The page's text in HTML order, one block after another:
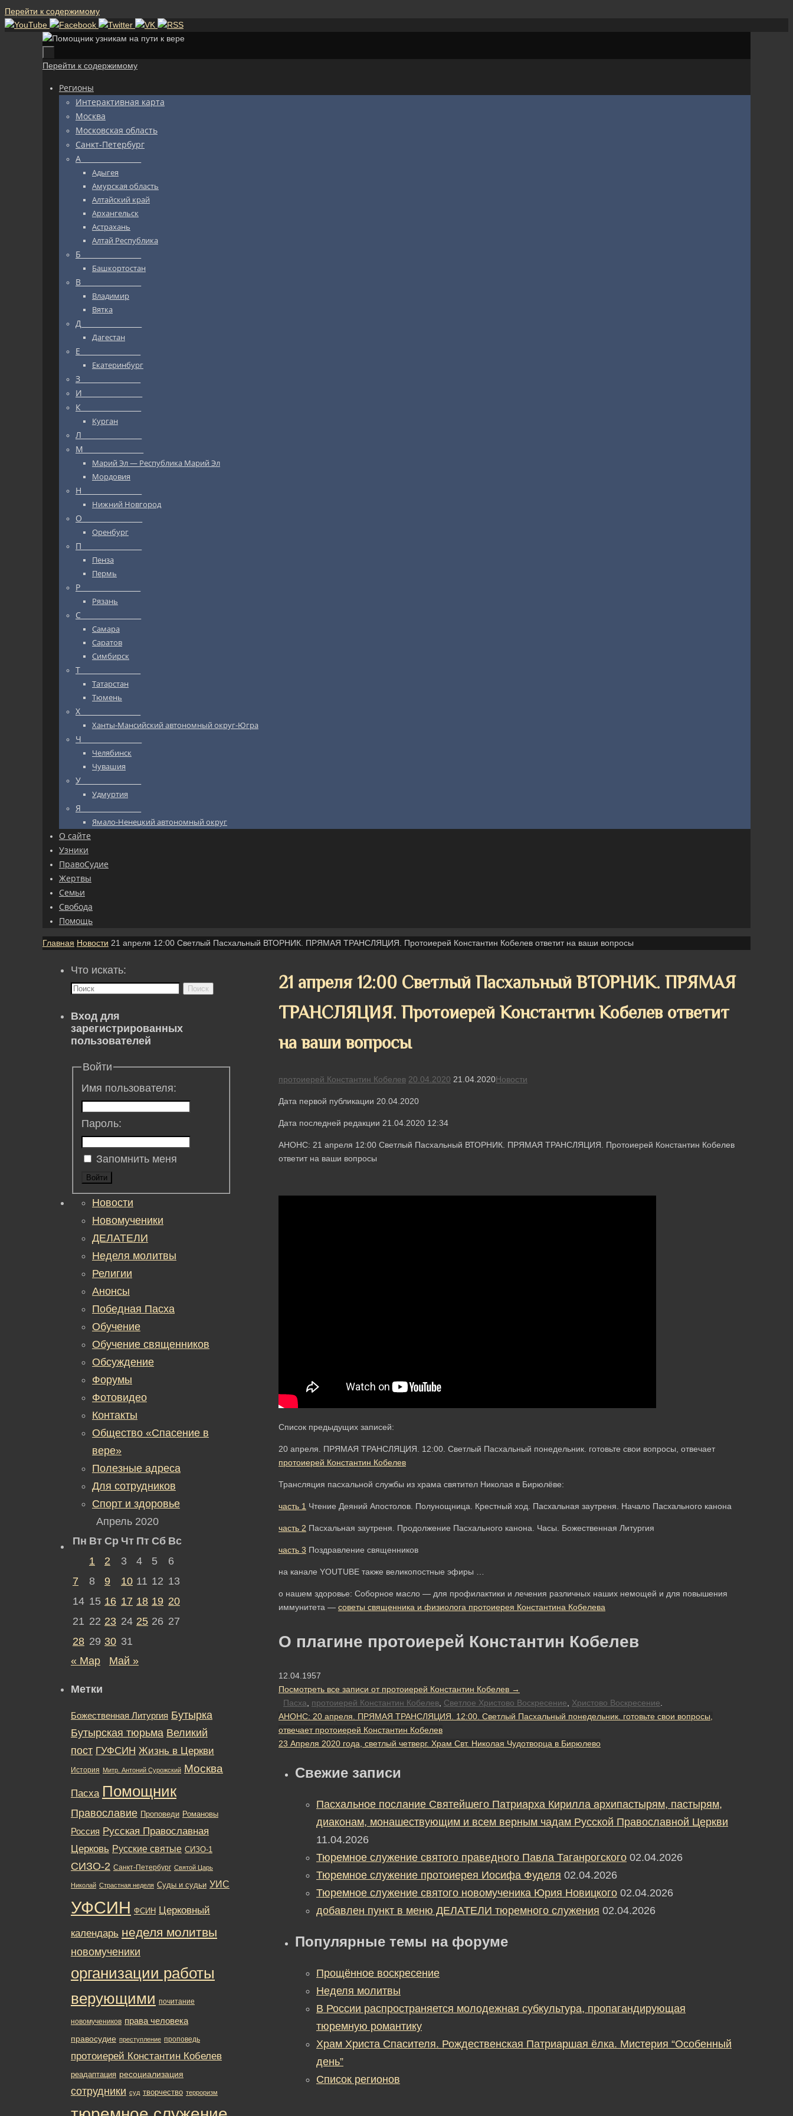
Перейти к содержимому
Перейти к содержимому
Регионы
Интерактивная карта
Москва
Московская область
Санкт-Петербург
А_________________
Адыгея
Амурская область
Алтайский край
Архангельск
Астрахань
Алтай Республика
Б_________________
Башкортостан
В_________________
Владимир
Вятка
Д_________________
Дагестан
Е_________________
Екатеринбург
З_________________
И_________________
К_________________
Курган
Л_________________
М_________________
Марий Эл — Республика Марий Эл
Мордовия
Н_________________
Нижний Новгород
О_________________
Оренбург
П_________________
Пенза
Пермь
Р_________________
Рязань
С_________________
Самара
Саратов
Симбирск
Т_________________
Татарстан
Тюмень
Х_________________
Ханты-Мансийский автономный округ-Югра
Ч_________________
Челябинск
Чувашия
У_________________
Удмуртия
Я_________________
Ямало-Ненецкий автономный округ
О сайте
Узники
ПравоСудие
Жертвы
Семьи
Свобода
Помощь
Главная Новости 21 апреля 12:00 Светлый Пасхальный ВТОРНИК. ПРЯМАЯ ТРАНСЛЯЦИЯ. Протоиерей Константин Кобелев ответит на ваши вопросы
21 апреля 12:00 Светлый Пасхальный ВТОРНИК. ПРЯМАЯ
ТРАНСЛЯЦИЯ. Протоиерей Константин Кобелев ответит
на ваши вопросы
протоиерей Константин Кобелев 20.04.2020 21.04.2020Новости
Дата первой публикации 20.04.2020
Дата последней редакции 21.04.2020 12:34
АНОНС: 21 апреля 12:00 Светлый Пасхальный ВТОРНИК. ПРЯМАЯ ТРАНСЛЯЦИЯ. Протоиерей Константин Кобелев
ответит на ваши вопросы
Список предыдущих записей:
20 апреля. ПРЯМАЯ ТРАНСЛЯЦИЯ. 12:00. Светлый Пасхальный понедельник. готовьте свои вопросы, отвечает
протоиерей Константин Кобелев
Трансляция пасхальной службы из храма святител Николая в Бирюлёве:
часть 1 Чтение Деяний Апостолов. Полунощница. Крестный ход. Пасхальная заутреня. Начало Пасхального канона
часть 2 Пасхальная заутреня. Продолжение Пасхального канона. Часы. Божественная Литургия
часть 3 Поздравление священников
на канале YOUTUBE также великопостные эфиры …
о нашем здоровье: Соборное масло — для профилактики и лечения различных наших немощей и для повышения
иммунитета — советы священника и физиолога протоиерея Константина Кобелева
О плагине протоиерей Константин Кобелев
12.04.1957
Посмотреть все записи от протоиерей Константин Кобелев →
Пасха, протоиерей Константин Кобелев, Светлое Христово Воскресение, Христово Воскресение.
АНОНС: 20 апреля. ПРЯМАЯ ТРАНСЛЯЦИЯ. 12:00. Светлый Пасхальный понедельник. готовьте свои вопросы,
отвечает протоиерей Константин Кобелев
23 Апреля 2020 года, светлый четверг. Храм Свт. Николая Чудотворца в Бирюлево
Свежие записи
Пасхальное послание Святейшего Патриарха Кирилла архипастырям, пастырям,
диаконам, монашествующим и всем верным чадам Русской Православной Церкви
11.04.2026
Тюремное служение святого праведного Павла Таганрогского 02.04.2026
Тюремное служение протоиерея Иосифа Фуделя 02.04.2026
Тюремное служение святого новомученика Юрия Новицкого 02.04.2026
добавлен пункт в меню ДЕЛАТЕЛИ тюремного служения 02.04.2026
Популярные темы на форуме
Прощённое воскресение
Неделя молитвы
В России распространяется молодежная субкультура, пропагандирующая
тюремную романтику
Храм Христа Спасителя. Рождественская Патриаршая ёлка. Мистерия “Особенный
день”
Список регионов
Что искать:
Поиск
Вход для
зарегистрированных
пользователей
Войти
Имя пользователя:
Пароль:
Запомнить меня
Войти
Новости
Новомученики
ДЕЛАТЕЛИ
Неделя молитвы
Религии
Анонсы
Победная Пасха
Обучение
Обучение священников
Обсуждение
Форумы
Фотовидео
Контакты
Общество «Спасение в
вере»
Полезные адреса
Для сотрудников
Спорт и здоровье
Апрель 2020
Пн Вт Ср Чт Пт Сб Вс
1
2 3 4 5
6
7
8 9 10 11 12 13
14 15 16 17 18 19 20
21 22 23 24 25 26 27
28 29 30 31
« Мар
Май »
Метки
Божественная Литургия Бутырка
Бутырская тюрьма Великий
пост ГУФСИН Жизнь в Церкви
История Митр. Антоний Сурожский Москва
Пасха Помощник
Православие Проповеди Романовы
Россия Русская Православная
Церковь Русские святые СИЗО-1
СИЗО-2 Санкт-Петербург Святой Царь
Николай Страстная неделя Суды и судьи УИС
УФСИН ФСИН Церковный
календарь неделя молитвы
новомученики
организации работы
верующими почитание
новомучеников права человека
правосудие преступление проповедь
протоиерей Константин Кобелев
реадаптация ресоциализация
сотрудники суд творчество терроризм